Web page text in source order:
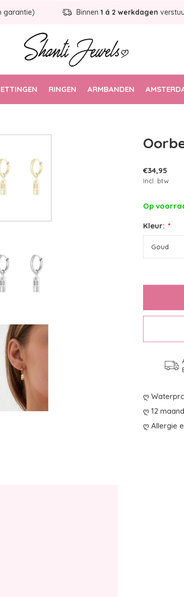
RINGEN ARMBANDEN
garantie) Binnen 1 á 2 werkdagen
€34,95
Incl. btw
Op
Kleur: *
ღ
ღ 12
ღ Allergie